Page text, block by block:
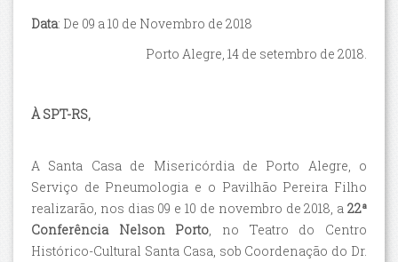
Data: De 09 a 10 de Novembro de 2018
Porto Alegre, 14 de setembro de 2018.
À SPT-RS,
A Santa Casa de Misericórdia de Porto Alegre, o
Serviço de Pneumologia e o Pavilhão Pereira Filho
realizarão, nos dias 09 e 10 de novembro de 2018, a 22ª
Conferência Nelson Porto , no Teatro do Centro
Histórico-Cultural Santa Casa, sob Coordenação do Dr.